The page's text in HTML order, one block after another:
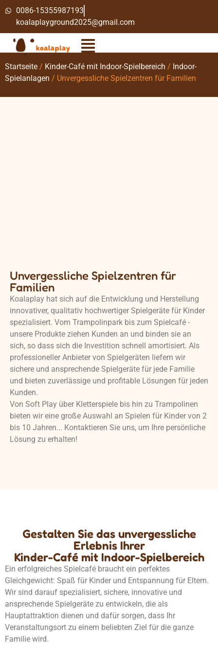
0086-15355987193
koalaplayground2025@gmail.com
Startseite / Kinder-Café mit Indoor-Spielbereich / Indoor-
Spielanlagen / Unvergessliche Spielzentren für Familien
Unvergessliche Spielzentren für
Familien
Koalaplay hat sich auf die Entwicklung und Herstellung
innovativer, qualitativ hochwertiger Spielgeräte für Kinder
spezialisiert. Vom Trampolinpark bis zum Spielcafé -
unsere Produkte ziehen Kunden an und binden sie an
sich, so dass sich die Investition schnell amortisiert. Als
professioneller Anbieter von Spielgeräten liefern wir
sichere und ansprechende Spielgeräte für jede Familie
und bieten zuverlässige und profitable Lösungen für jeden
Kunden.
Von Soft Play über Kletterspiele bis hin zu Trampolinen
bieten wir eine große Auswahl an Spielen für Kinder von 2
bis 10 Jahren... Kontaktieren Sie uns, um Ihre persönliche
Lösung zu erhalten!
Gestalten Sie das unvergessliche
Erlebnis Ihrer
Kinder-Café mit Indoor-Spielbereich
Ein erfolgreiches Spielcafé braucht ein perfektes
Gleichgewicht: Spaß für Kinder und Entspannung für Eltern.
Wir sind darauf spezialisiert, sichere, innovative und
ansprechende Spielgeräte zu entwickeln, die als
Hauptattraktion dienen und dafür sorgen, dass Ihr
Veranstaltungsort zu einem beliebten Ziel für die ganze
Familie wird.